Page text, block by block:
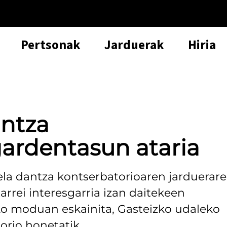
Pertsonak Jarduerak Hiria
ataria
dantza kontserbatorioaren
interesgarria izan daitekeen
moduan eskainita, Gasteizko udaleko